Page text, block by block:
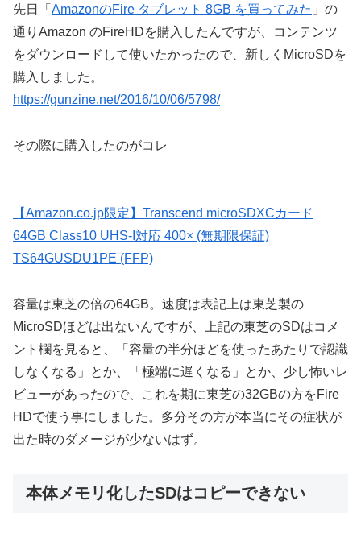
先日「 AmazonのFire タブレット 8GB を買ってみた 」の
通りAmazon のFireHDを購入したんですが、コンテンツ
をダウンロードして使いたかったので、新しくMicroSDを
購入しました。
https://gunzine.net/2016/10/06/5798/
その際に購入したのがコレ
【Amazon.co.jp限定】Transcend microSDXCカード
64GB Class10 UHS-I対応 400× (無期限保証)
TS64GUSDU1PE (FFP)
容量は東芝の倍の64GB。速度は表記上は東芝製の
MicroSDほどは出ないんですが、上記の東芝のSDはコメ
ント欄を見ると、「容量の半分ほどを使ったあたりで認識
しなくなる」とか、「極端に遅くなる」とか、少し怖いレ
ビューがあったので、これを期に東芝の32GBの方をFire
HDで使う事にしました。多分その方が本当にその症状が
出た時のダメージが少ないはず。
本体メモリ化したSDはコピーできない